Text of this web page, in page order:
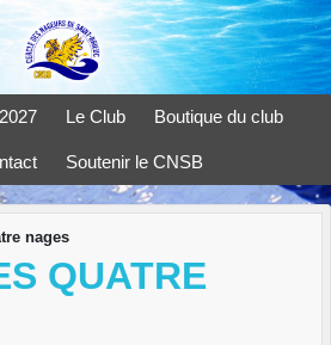
Le Club Boutique du club
Soutenir le CNSB
nages
QUATRE